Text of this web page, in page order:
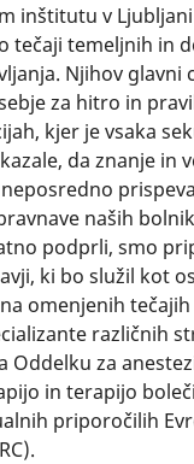
inštitutu v
tečaji temeljnih in
Njihov glavni
za hitro in
kjer je vsaka
da znanje in
naših
podprli, smo
ki bo služil kot
omenjenih
različnih
Oddelku za
in terapijo
priporočilih